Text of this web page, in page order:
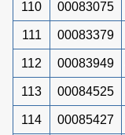
110 00083075
111 00083379
112 00083949
113 00084525
114 00085427